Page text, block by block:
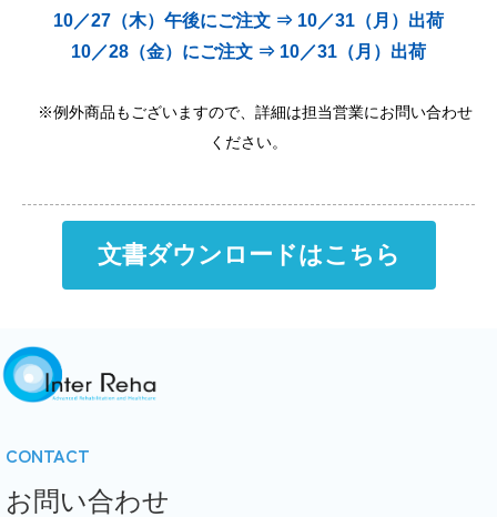
10／27（木）午後にご注文 ⇒ 10／31（月）出荷
10／28（金）にご注文 ⇒ 10／31（月）出荷
※例外商品もございますので、詳細は担当営業にお問い合わせ
ください。
文書ダウンロードはこちら
CONTACT
お問い合わせ